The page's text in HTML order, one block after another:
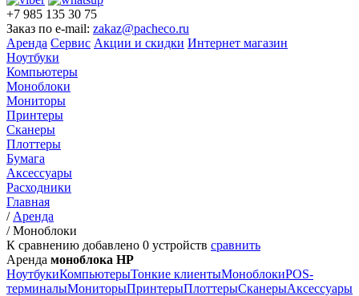
+7 985 135 30 75
Заказ по e-mail: zakaz@pacheco.ru
Аренда Сервис Акции и скидки Интернет магазин
Ноутбуки
Компьютеры
Моноблоки
Мониторы
Принтеры
Сканеры
Плоттеры
Бумага
Аксессуары
Расходники
Главная
/ Аренда
/Моноблоки
К сравнению добавлено 0 устройств сравнить
Аренда моноблока HP
НоутбукиКомпьютерыТонкие клиентыМоноблокиPOS-
терминалыМониторыПринтерыПлоттерыСканерыАксессуары